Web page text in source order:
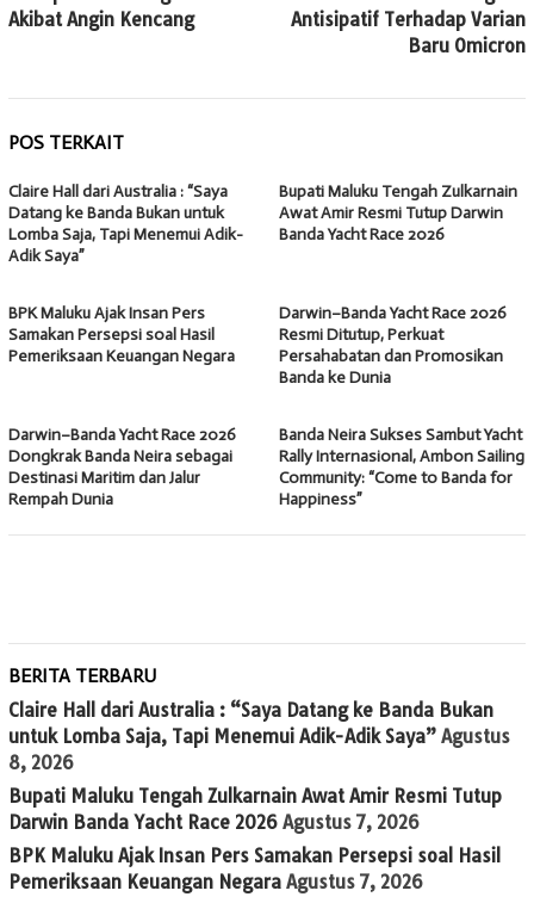
Akibat Angin Kencang
Antisipatif Terhadap Varian
Baru Omicron
POS TERKAIT
Claire Hall dari Australia : “Saya
Datang ke Banda Bukan untuk
Lomba Saja, Tapi Menemui Adik-
Adik Saya”
Bupati Maluku Tengah Zulkarnain
Awat Amir Resmi Tutup Darwin
Banda Yacht Race 2026
BPK Maluku Ajak Insan Pers
Samakan Persepsi soal Hasil
Pemeriksaan Keuangan Negara
Darwin–Banda Yacht Race 2026
Resmi Ditutup, Perkuat
Persahabatan dan Promosikan
Banda ke Dunia
Darwin–Banda Yacht Race 2026
Dongkrak Banda Neira sebagai
Destinasi Maritim dan Jalur
Rempah Dunia
Banda Neira Sukses Sambut Yacht
Rally Internasional, Ambon Sailing
Community: “Come to Banda for
Happiness”
BERITA TERBARU
Claire Hall dari Australia : “Saya Datang ke Banda Bukan
untuk Lomba Saja, Tapi Menemui Adik-Adik Saya” Agustus
8, 2026
Bupati Maluku Tengah Zulkarnain Awat Amir Resmi Tutup
Darwin Banda Yacht Race 2026 Agustus 7, 2026
BPK Maluku Ajak Insan Pers Samakan Persepsi soal Hasil
Pemeriksaan Keuangan Negara Agustus 7, 2026